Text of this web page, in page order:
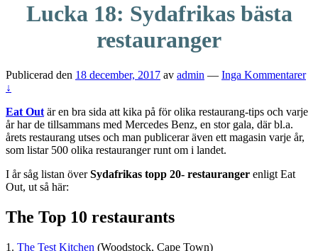
Lucka 18: Sydafrikas bästa
restauranger
Publicerad den 18 december, 2017 av admin — Inga Kommentarer
↓
Eat Out är en bra sida att kika på för olika restaurang-tips och varje
år har de tillsammans med Mercedes Benz, en stor gala, där bl.a.
årets restaurang utses och man publicerar även ett magasin varje år,
som listar 500 olika restauranger runt om i landet.
I år såg listan överSydafrikas topp 20- restauranger enligt Eat
Out, ut så här:
The Top 10 restaurants
1. The Test Kitchen (Woodstock, Cape Town)